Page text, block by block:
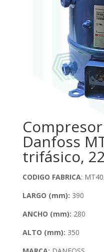
Danfoss
trifásico,
CODIGO FABRICA:
LARGO (mm): 390
ANCHO (mm): 280
ALTO (mm): 350